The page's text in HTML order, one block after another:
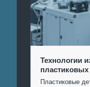
Технологии
пластиковых
Пластиковые